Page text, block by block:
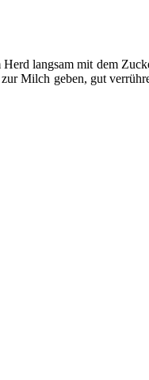
langsam mit dem
Milch geben, gut